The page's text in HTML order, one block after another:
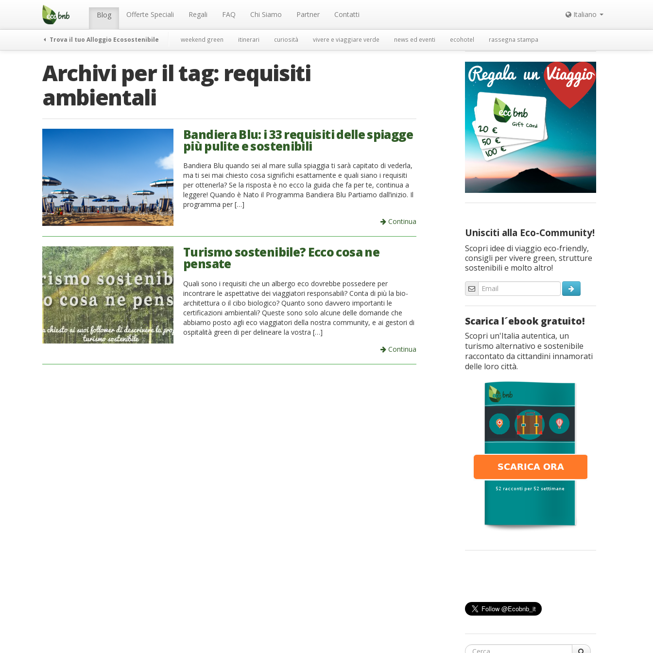
Menu Blog Offerte Speciali Regali FAQ Chi Siamo Partner Contatti Italiano
Trova il tuo Alloggio Ecosostenibile weekend green itinerari curiosità vivere e viaggiare verde news ed eventi ecohotel rassegna stampa
Archivi per il tag: requisiti
ambientali
Bandiera Blu: i 33 requisiti delle spiagge
più pulite e sostenibili
Bandiera Blu quando sei al mare sulla spiaggia ti sarà capitato di vederla,
ma ti sei mai chiesto cosa significhi esattamente e quali siano i requisiti
per ottenerla? Se la risposta è no ecco la guida che fa per te, continua a
leggere! Quando è Nato il Programma Bandiera Blu Partiamo dall’inizio. Il
programma per […]
Continua
Turismo sostenibile? Ecco cosa ne
pensate
Quali sono i requisiti che un albergo eco dovrebbe possedere per
incontrare le aspettative dei viaggiatori responsabili? Conta di più la bio-
architettura o il cibo biologico? Quanto sono davvero importanti le
certificazioni ambientali? Queste sono solo alcune delle domande che
abbiamo posto agli eco viaggiatori della nostra community, e ai gestori di
ospitalità green di per delineare la vostra […]
Continua
Unisciti alla Eco-Community!
Scopri idee di viaggio eco-friendly,
consigli per vivere green, strutture
sostenibili e molto altro!
Scarica l´ebook gratuito!
Scopri un'Italia autentica, un
turismo alternativo e sostenibile
raccontato da cittandini innamorati
delle loro città.
Cerca